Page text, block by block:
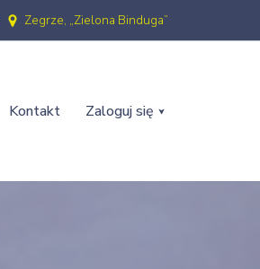
Zegrze, „Zielona Binduga”
Kontakt Zaloguj się